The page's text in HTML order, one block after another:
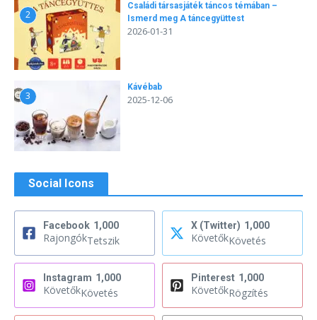
2
Családi társasjáték táncos témában –
Ismerd meg A táncegyüttest
2026-01-31
3
Kávébab
2025-12-06
Social Icons
Facebook 1,000
RajongókTetszik
X (Twitter) 1,000
KövetőkKövetés
Instagram 1,000
KövetőkKövetés
Pinterest 1,000
KövetőkRögzítés